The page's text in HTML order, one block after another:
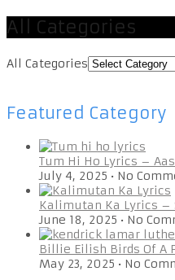
All Categories
All Categories
Featured Category
Tum Hi Ho Lyrics –
July 4, 2025 • No
Kalimutan Ka Lyrics –
June 18, 2025 • No
Billie Eilish Birds Of A
May 23, 2025 • No